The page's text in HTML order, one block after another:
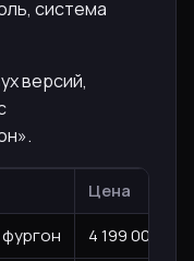
система
версий,
Цена
фургон
4 199 000 ₽